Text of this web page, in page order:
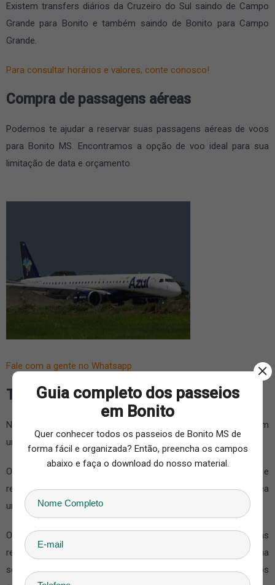
Existem transfers diários da Cruzeiro do Sul saindo de Campo
Grande para Bonito e também saindo de Bonito para Campo
Grande.
Para consultar horários e valores, conte conosco!
Compra de passagens aéreas
Podemos te ajudar a reservar suas passagens aéreas de voos
para Bonito MS. Encontramos a opção de voo ideal para sua
limitação de data e orçamento.
Fale com a gente no Whatsapp
Transporte compartilhado
Nesta modalidade de transporte em Bonito MS você conta com
um roteiro semanal e saída com horários pré-definidos.
O trajeto inclui a saída da sua hospedagem até o atrativo e
retorno do atrativo para hospedagem (apenas em hotéis na área
urbana).
O tipo de veículo varia de acordo com o número de pessoas
reservadas para o dia e o valor é pago por passageiro. É uma
solução prática e econômica para o transporte até os atrativos
Guia completo dos passeios
em Bonito
Quer conhecer todos os passeios de Bonito MS de
forma fácil e organizada? Então, preencha os campos
abaixo e faça o download do nosso material.